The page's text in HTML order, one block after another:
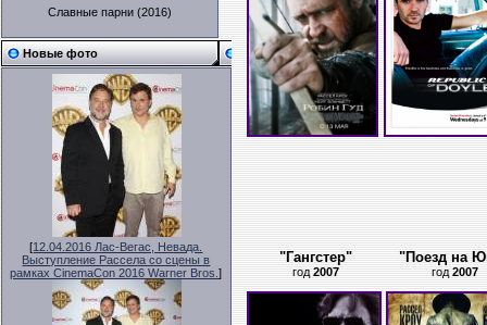
Славные парни (2016)
Новые фото
[12.04.2016 Лас-Вегас, Невада.
Выступление Рассела со сцены в
рамках CinemaCon 2016 Warner Bros.]
"Гангстер"
год2007
"Поезд на
год2007